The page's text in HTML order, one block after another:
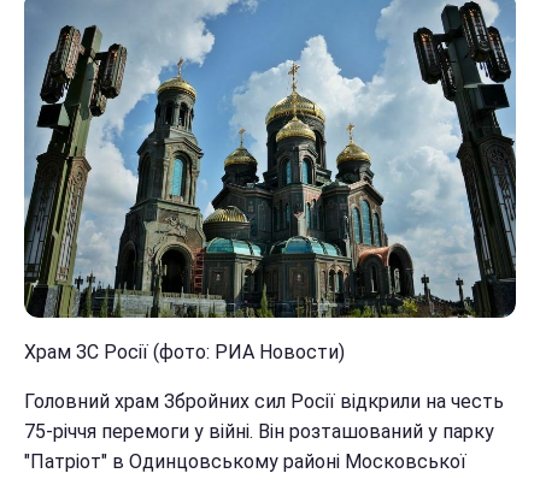
Храм ЗС Росії (фото: РИА Новости)
Головний храм Збройних сил Росії відкрили на честь
75-річчя перемоги у війні. Він розташований у парку
"Патріот" в Одинцовському районі Московської